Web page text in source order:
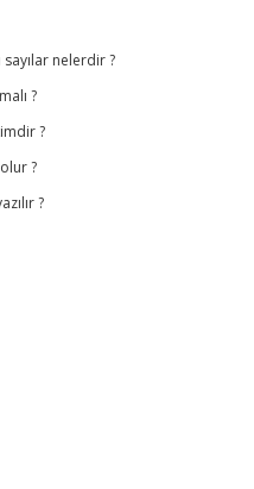
nelerdir ?
?
?
?
?